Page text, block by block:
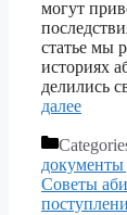
могут
статье мы
историях
делились
далее
документы
Советы